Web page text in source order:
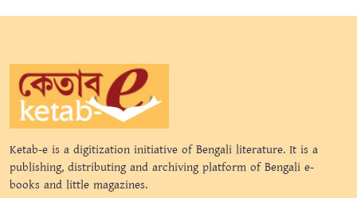
Ketab-e is a digitization initiative of Bengali literature. It is a
publishing, distributing and archiving platform of Bengali e-
books and little magazines.